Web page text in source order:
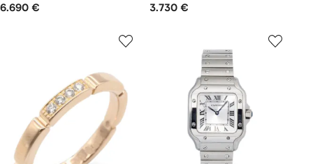
6.690 € 3.730 €